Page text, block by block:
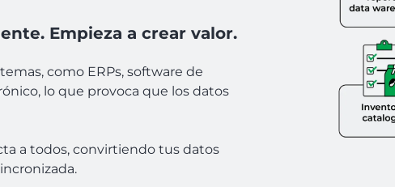
Empieza a crear valor.
como ERPs, software de
lo que provoca que los datos
a todos, convirtiendo tus datos